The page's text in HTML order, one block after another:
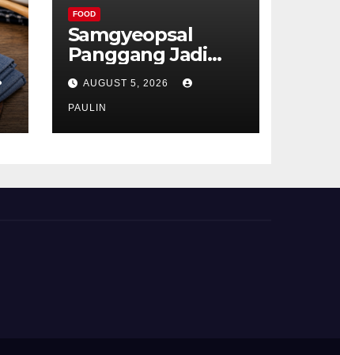
FOOD
Samgyeopsal
Panggang Jadi
Favorit Pecinta
Kuliner Korea
AUGUST 5, 2026
PAULIN